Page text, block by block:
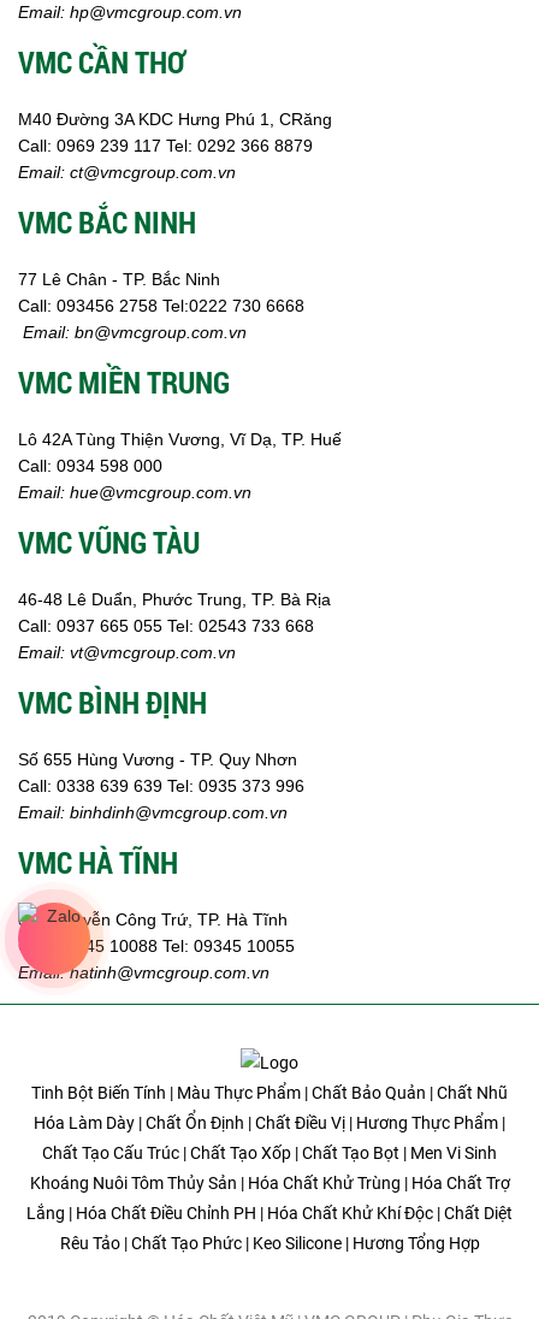
Email: hp@vmcgroup.com.vn
VMC CẦN THƠ
M40 Đường 3A KDC Hưng Phú 1, CRăng
Call: 0969 239 117 Tel: 0292 366 8879
Email: ct@vmcgroup.com.vn
VMC BẮC NINH
77 Lê Chân - TP. Bắc Ninh
Call: 093456 2758 Tel:0222 730 6668
Email: bn@vmcgroup.com.vn
VMC MIỀN TRUNG
Lô 42A Tùng Thiện Vương, Vĩ Dạ, TP. Huế
Call: 0934 598 000
Email: hue@vmcgroup.com.vn
VMC VŨNG TÀU
46-48 Lê Duẩn, Phước Trung, TP. Bà Rịa
Call: 0937 665 055 Tel: 02543 733 668
Email: vt@vmcgroup.com.vn
VMC BÌNH ĐỊNH
Số 655 Hùng Vương - TP. Quy Nhơn
Call: 0338 639 639 Tel: 0935 373 996
Email: binhdinh@vmcgroup.com.vn
VMC HÀ TĨNH
359 Nguyễn Công Trứ, TP. Hà Tĩnh
Call:
09345 10088 Tel: 09345 10055
Email: hatinh@vmcgroup.com.vn
Tinh Bột Biến Tính | Màu Thực Phẩm | Chất Bảo Quản | Chất Nhũ
Hóa Làm Dày | Chất Ổn Định | Chất Điều Vị | Hương Thực Phẩm |
Chất Tạo Cấu Trúc | Chất Tạo Xốp | Chất Tạo Bọt | Men Vi Sinh
Khoáng Nuôi Tôm Thủy Sản | Hóa Chất Khử Trùng | Hóa Chất Trợ
Lắng | Hóa Chất Điều Chỉnh PH | Hóa Chất Khử Khí Độc | Chất Diệt
Rêu Tảo | Chất Tạo Phức | Keo Silicone | Hương Tổng Hợp